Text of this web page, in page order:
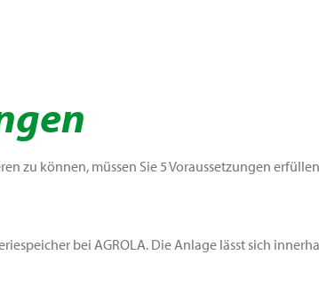
zu können, müssen Sie 5 Voraussetzungen
bei AGROLA. Die Anlage lässt sich